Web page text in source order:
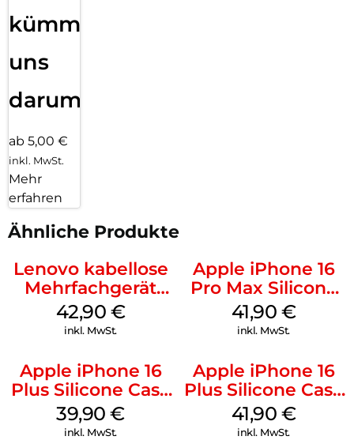
kümmern
uns
darum!
ab 5,00 €
inkl. MwSt.
Mehr
erfahren
Ähnliche Produkte
Lenovo kabellose
Mehrfachgerät
Luna Grey
42,90 €
inkl. MwSt.
Apple iPhone 16
Pro Max Silicone
Case MagSafe
Ultramarine
41,90 €
inkl. MwSt.
Apple iPhone 16
Plus Silicone Case
MagSafe Plum
39,90€
inkl. MwSt.
Apple iPhone 16
Plus Silicone Case
MagSafe Stone
Gray
41,90 €
inkl. MwSt.